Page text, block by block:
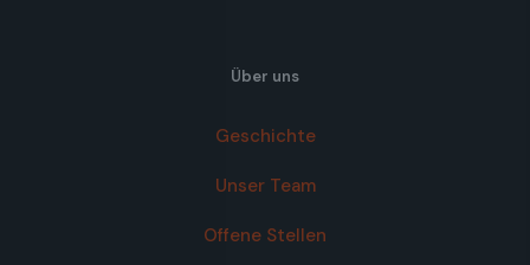
Über uns
Geschichte
Unser Team
Offene Stellen